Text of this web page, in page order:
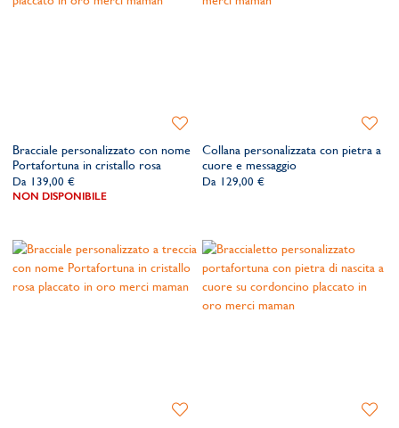
Bracciale personalizzato con nome
Portafortuna in cristallo rosa
Da 139,00 €
NON DISPONIBILE
Aggiungi
lista
Collana personalizzata con pietra a
cuore e messaggio
Da 129,00 €
lista
Aggiungi